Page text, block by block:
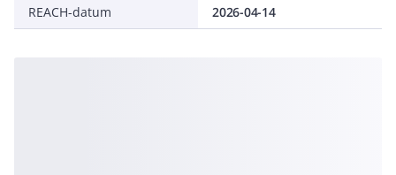
REACH-datum
2026-04-14